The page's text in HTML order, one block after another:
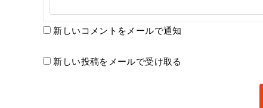
新しいコメントをメールで通知
新しい投稿をメールで受け取る